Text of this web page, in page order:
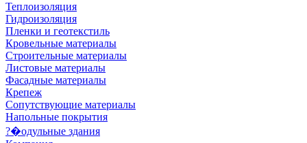
Теплоизоляция
Гидроизоляция
Пленки и геотекстиль
Кровельные материалы
Строительные материалы
Листовые материалы
Фасадные материалы
Крепеж
Сопутствующие материалы
Напольные покрытия
?�одульные здания